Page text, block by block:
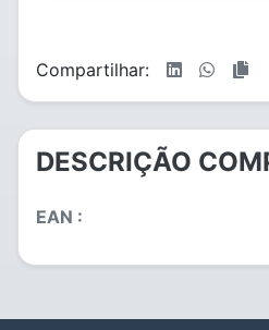
Compartilhar:
DESCRIÇÃO
EAN :